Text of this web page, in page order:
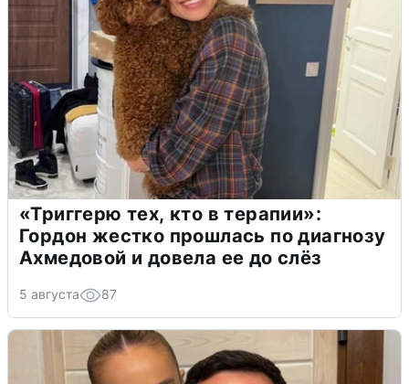
«Триггерю тех, кто в терапии»:
Гордон жестко прошлась по диагнозу
Ахмедовой и довела ее до слёз
5 августа 87